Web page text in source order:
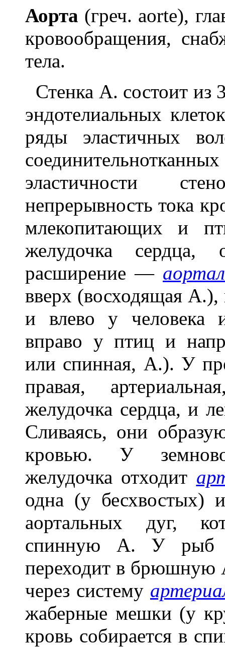
Аорта (греч. aorte),
кровообращения,
тела.
Стенка А. состоит из
эндотелиальных
ряды эластичных
эластичности
непрерывность тока
млекопитающих и
желудочка сердца,
расширение —
вверх (восходящая А.),
и влево у человека
вправо у птиц и
или спинная, А.). У
правая,
желудочка сердца, и
Сливаясь, они
кровью. У
желудочка отходит
одна (у бесхвостых)
аортальных дуг,
спинную А. У рыб и
переходит в брюшную
через систему
жаберные мешки (у
кровь собирается в